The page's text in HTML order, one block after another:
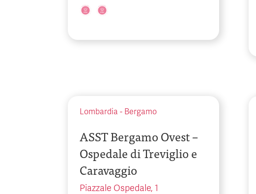
Lombardia - Bergamo
ASST Bergamo Ovest –
Ospedale di Treviglio e
Caravaggio
Piazzale Ospedale, 1